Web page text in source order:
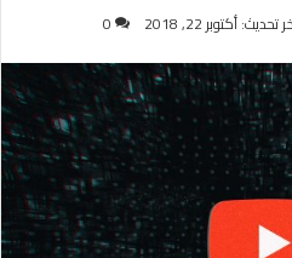
تحديث: أكتوبر 22, 2018 0